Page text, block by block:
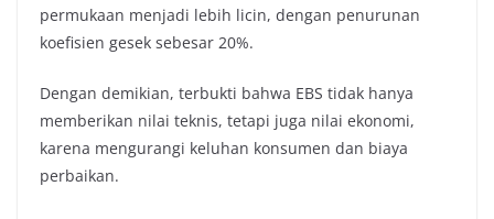
permukaan menjadi lebih licin, dengan penurunan
koefisien gesek sebesar 20%.
Dengan demikian, terbukti bahwa EBS tidak hanya
memberikan nilai teknis, tetapi juga nilai ekonomi,
karena mengurangi keluhan konsumen dan biaya
perbaikan.